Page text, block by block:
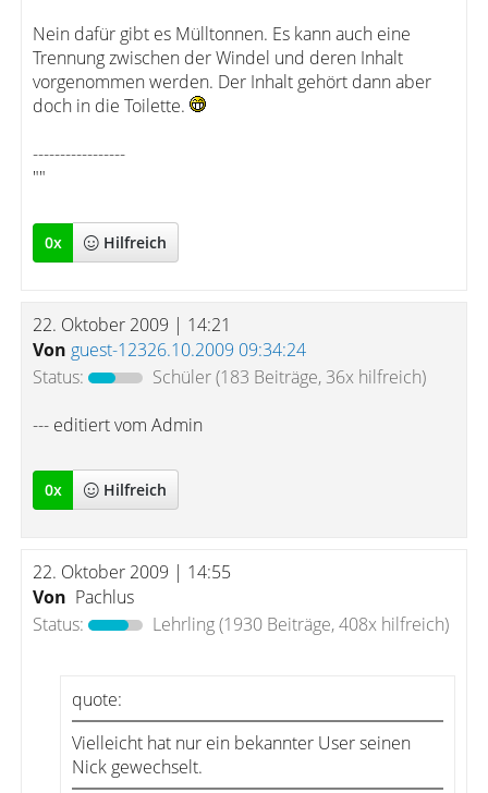
Nein dafür gibt es Mülltonnen. Es kann auch eine
Trennung zwischen der Windel und deren Inhalt
vorgenommen werden. Der Inhalt gehört dann aber
doch in die Toilette.
-----------------
""
0x Hilfreich
22. Oktober 2009 | 14:21
Von guest-12326.10.2009 09:34:24
Status:
Schüler(183 Beiträge, 36x hilfreich)
--- editiert vom Admin
0x Hilfreich
22. Oktober 2009 | 14:55
Von Pachlus
Status:
Lehrling(1930 Beiträge, 408x hilfreich)
quote:
Vielleicht hat nur ein bekannter User seinen
Nick gewechselt.